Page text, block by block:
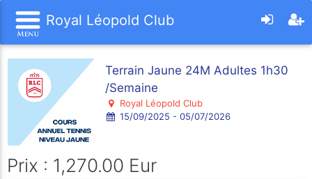
Royal Léopold Club
Terrain Jaune 24M Adultes 1h30
/Semaine
Royal Léopold Club
15/09/2025 - 05/07/2026
Prix : 1,270.00 Eur